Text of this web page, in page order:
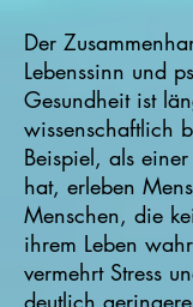
Der
Lebenssinn und
Gesundheit ist
wissenschaftlich
Beispiel, als
hat, erleben
Menschen, die
ihrem Leben
vermehrt Stress
deutlich